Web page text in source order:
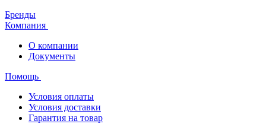
Бренды
Компания
О компании
Документы
Помощь
Условия оплаты
Условия доставки
Гарантия на товар